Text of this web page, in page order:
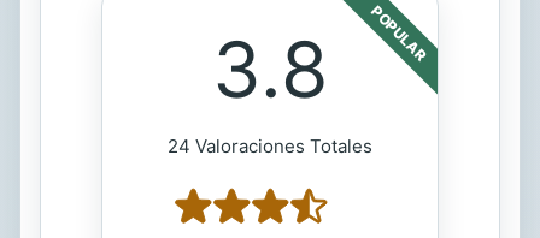
POPULAR
3.8
24 Valoraciones Totales